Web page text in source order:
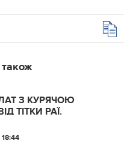
З КУРЯЧОЮ
ТІТКИ РАЇ.